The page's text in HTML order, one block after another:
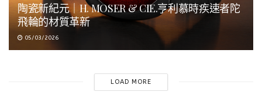
陶瓷新紀元｜H. MOSER & CIE.亨利慕時疾速者陀
飛輪的材質革新
05/03/2026
LOAD MORE